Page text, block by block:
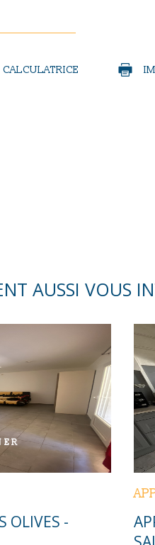
CALCULATRICE
AUSSI VOUS
OLIVES -